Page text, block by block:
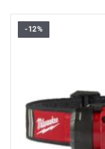
-12%